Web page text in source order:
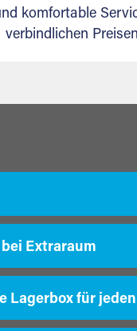
komfortable
verbindlichen
Extraraum
Lagerbox für